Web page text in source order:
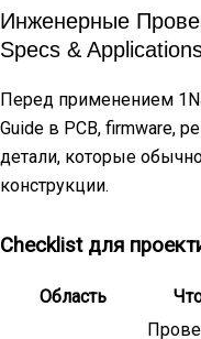
Инженерные
Specs &
Перед применением
Guide в PCB, firmware,
детали, которые
конструкции.
Checklist для
Область